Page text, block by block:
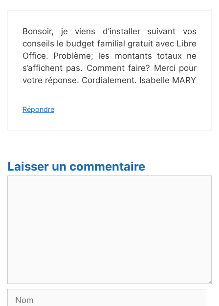
Bonsoir, je viens d’installer suivant vos
conseils le budget familial gratuit avec Libre
Office. Problème; les montants totaux ne
s’affichent pas. Comment faire? Merci pour
votre réponse. Cordialement. Isabelle MARY
Répondre
Laisser un commentaire